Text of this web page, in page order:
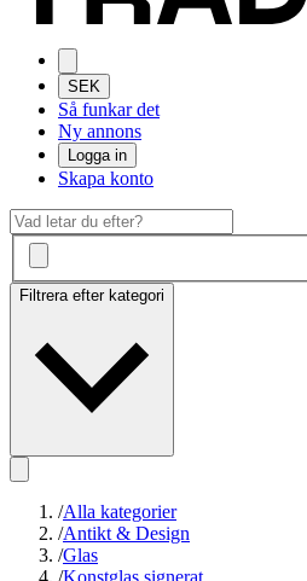
SEK
Så funkar det
Ny annons
Logga in
Skapa konto
Filtrera efter kategori
/Alla kategorier
/Antikt & Design
/Glas